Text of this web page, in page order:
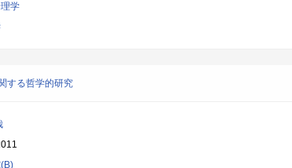
学
する哲学的研究